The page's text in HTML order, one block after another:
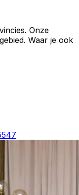
Onze
Waar je ook